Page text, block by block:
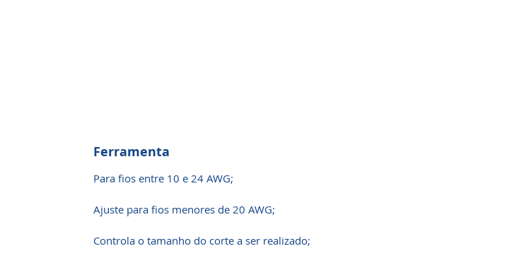
Ferramenta
Para fios entre 10 e 24 AWG;
Ajuste para fios menores de 20 AWG;
Controla o tamanho do corte a ser realizado;